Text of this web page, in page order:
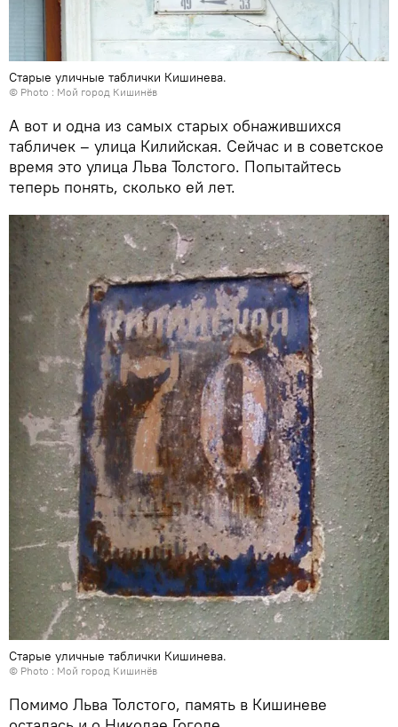
Старые уличные таблички Кишинева.
© Photo : Мой город Кишинёв
А вот и одна из самых старых обнажившихся
табличек – улица Килийская. Сейчас и в советское
время это улица Льва Толстого. Попытайтесь
теперь понять, сколько ей лет.
Старые уличные таблички Кишинева.
© Photo : Мой город Кишинёв
Помимо Льва Толстого, память в Кишиневе